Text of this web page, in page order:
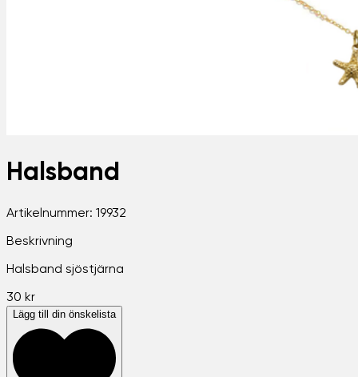
Halsband
Artikelnummer: 19932
Beskrivning
Halsband sjöstjärna
30 kr
Lägg till din önskelista